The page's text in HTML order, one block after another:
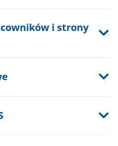
i strony